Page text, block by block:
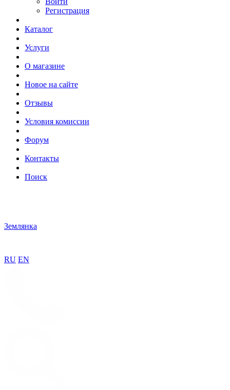
Регистрация
Каталог
Услуги
О магазине
Новое на сайте
Отзывы
Условия комиссии
Форум
Контакты
Поиск
Землянка
RU EN